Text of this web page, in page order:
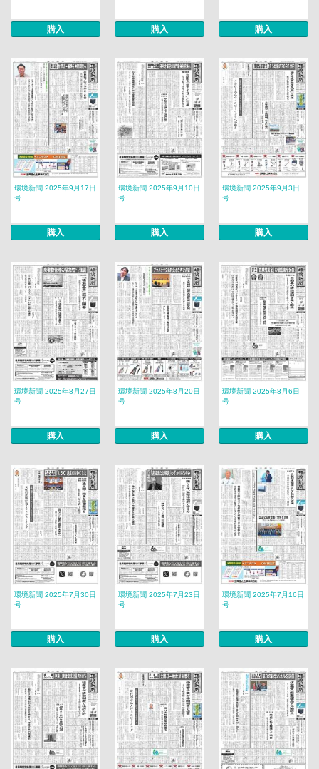
購入 購入 購入
環境新聞 2025年9月17日
号
購入
環境新聞 2025年9月10日
号
購入
環境新聞 2025年9月3日
号
購入
環境新聞 2025年8月27日
号
購入
環境新聞 2025年8月20日
号
購入
環境新聞 2025年8月6日
号
購入
環境新聞 2025年7月30日
号
購入
環境新聞 2025年7月23日
号
購入
環境新聞 2025年7月16日
号
購入